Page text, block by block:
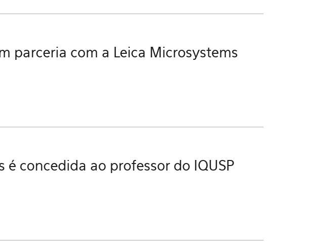
parceria com a Leica Microsystems
concedida ao professor do IQUSP